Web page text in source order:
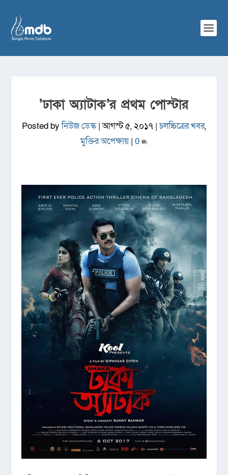
‘ঢাকা অ্যাটাক’র প্রথম পোস্টার
Posted byনিউজ ডেস্ক|আগস্ট ৫, ২০১৭ |চলচ্চিত্রের খবর,
মুক্তির অপেক্ষায়| 0